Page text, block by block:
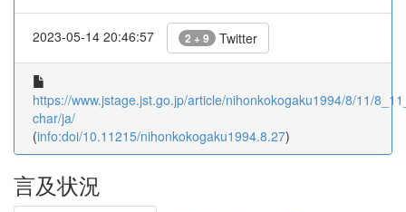
2023-05-14 20:46:57 2 + 9 Twitter
https://www.jstage.jst.go.jp/article/nihonkokogaku1994/8/11/
char/ja/
(info:doi/10.11215/nihonkokogaku1994.8.27)
言及状況